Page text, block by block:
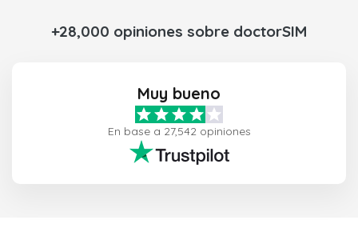
+28,000 opiniones sobre doctorSIM
Muy bueno
En base a 27,542 opiniones